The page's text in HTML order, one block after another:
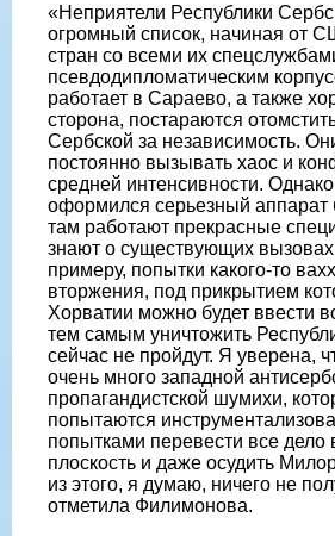
«Неприятели Республики
огромный список, начиная от
стран со всеми их
псевдодипломатическим
работает в Сараево, а также
сторона, постараются
Сербской за независимость.
постоянно вызывать хаос и
средней интенсивности.
оформился серьезный аппарат
там работают прекрасные
знают о существующих вызовах
примеру, попытки какого-то
вторжения, под прикрытием
Хорватии можно будет ввести
тем самым уничтожить
сейчас не пройдут. Я уверена,
очень много западной
пропагандистской шумихи,
попытаются
попытками перевести все дело
плоскость и даже осудить
из этого, я думаю, ничего не
отметила Филимонова.